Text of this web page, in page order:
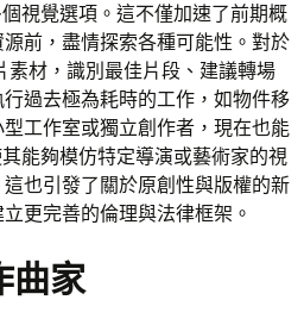
視覺選項。這不僅加速了前期概
前，盡情探索各種可能性。對於
素材，識別最佳片段、建議轉場
過去極為耗時的工作，如物件移
工作室或獨立創作者，現在也能
能夠模仿特定導演或藝術家的視
也引發了關於原創性與版權的新
更完善的倫理與法律框架。
曲家